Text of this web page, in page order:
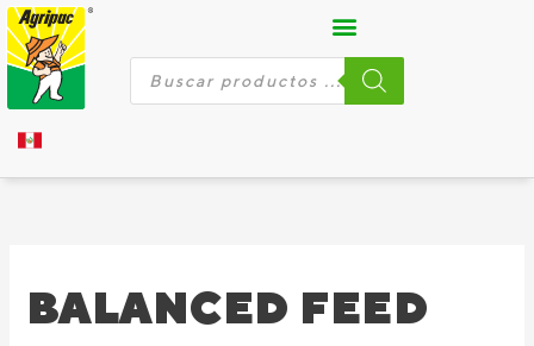
Ir
al
contenido
Búsqueda
BALANCED FEED
Buscar
por: